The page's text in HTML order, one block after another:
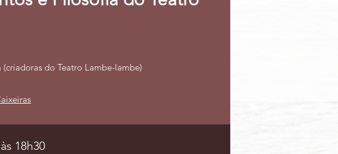
(criadoras do Teatro Lambe-lambe)
18h30